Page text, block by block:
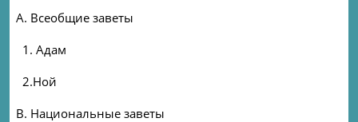
A. Всеобщие заветы
1. Адам
2.Ной
B. Национальные заветы